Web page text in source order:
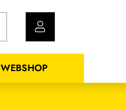
WEBSHOP